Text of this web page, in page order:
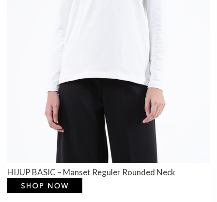
HIJUP BASIC – Manset Reguler Rounded Neck